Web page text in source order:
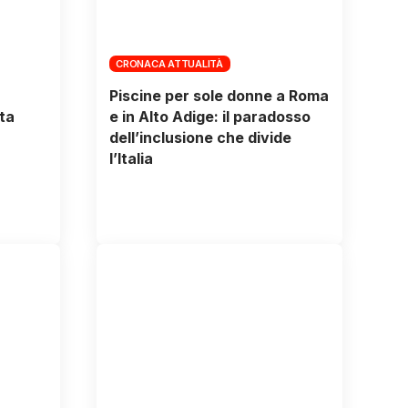
CRONACA ATTUALITÀ
Piscine per sole donne a Roma
e in Alto Adige: il paradosso
dell’inclusione che divide
l’Italia